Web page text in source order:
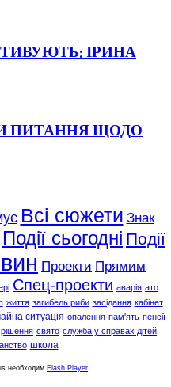
ІРИНА
ПИТАННЯ ЩОДО
Всі сюжети Знак
Події сьогодні Події
Проекти Прямим
Спец-проекти аварія ато
життя загибель риби засідання кабінет
ситуація опалення пам'ять пенсії
рішення свято служба у справах дітей
школа
необходим Flash Player